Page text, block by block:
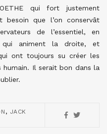
qui fort justement
besoin que l’on conservât
de l’essentiel, en
qui animent la droite, et
ont toujours su créer les
Il serait bon dans la
, JACK